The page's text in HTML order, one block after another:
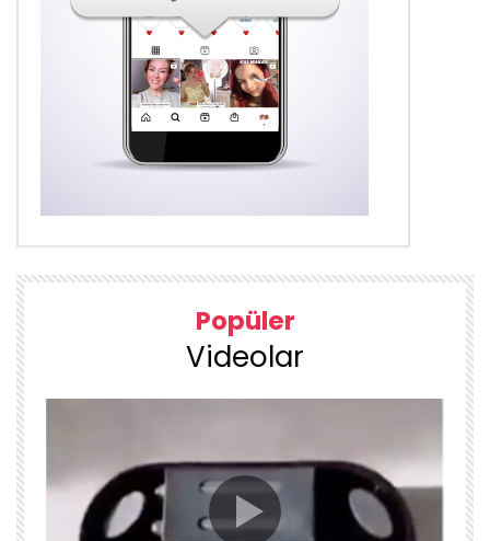
Popüler
Videolar